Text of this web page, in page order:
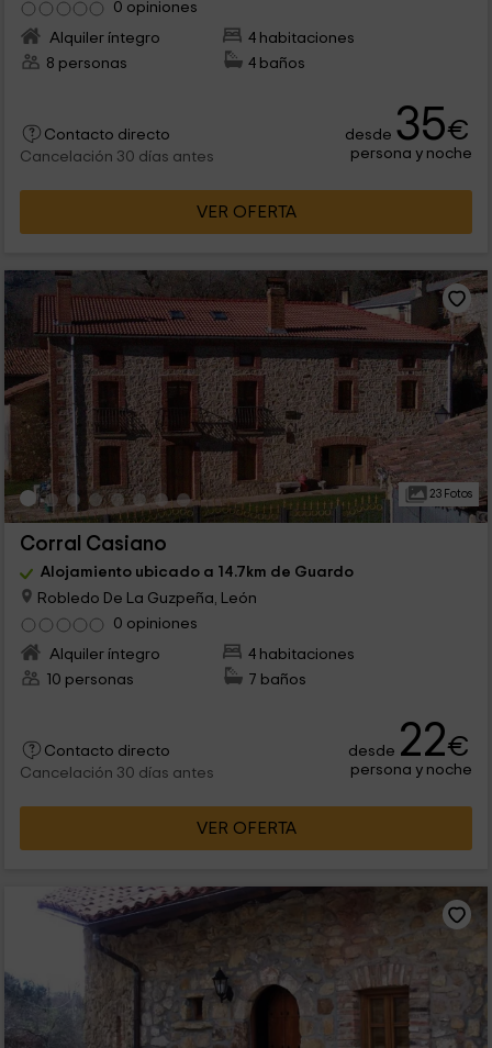
0 opiniones
Alquiler íntegro
4 habitaciones
8 personas
4 baños
Contacto directo
Cancelación 30 días antes
desde 35€
persona y noche
VER OFERTA
23 Fotos
Corral Casiano
Alojamiento ubicado a 14.7km de Guardo
Robledo De La Guzpeña, León
0 opiniones
Alquiler íntegro
4 habitaciones
10 personas
7 baños
Contacto directo
Cancelación 30 días antes
desde 22€
persona y noche
VER OFERTA